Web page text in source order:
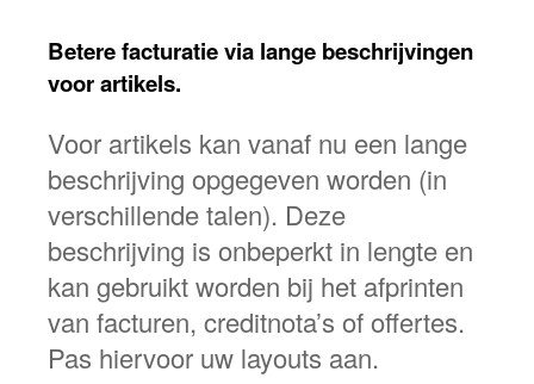
Betere facturatie via lange beschrijvingen
voor artikels.
Voor artikels kan vanaf nu een lange
beschrijving opgegeven worden (in
verschillende talen). Deze
beschrijving is onbeperkt in lengte en
kan gebruikt worden bij het afprinten
van facturen, creditnota’s of offertes.
Pas hiervoor uw layouts aan.